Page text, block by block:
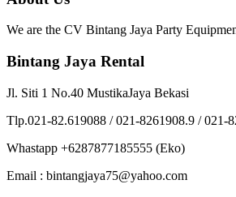
We are the CV Bintang Jaya Party
Bintang Jaya Rental
Jl. Siti 1 No.40 MustikaJaya Bekasi
Tlp.021-82.619088 / 021-8261908.9 / 021-
Whastapp +6287877185555 (Eko)
Email : bintangjaya75@yahoo.com